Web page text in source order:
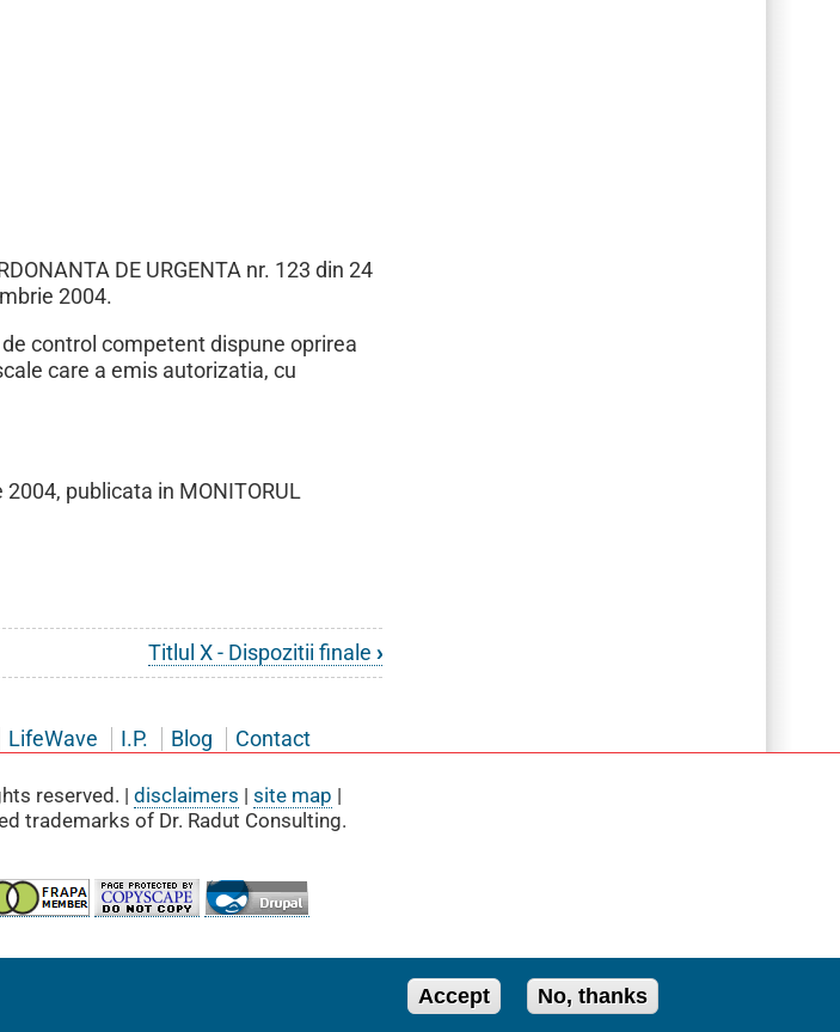
DE URGENTA nr. 123 din 24
2004.
control competent dispune oprirea
care a emis autorizatia, cu
publicata in MONITORUL
Titlul X - Dispozitii finale›
LifeWave I.P. Blog Contact
reserved. | disclaimers | site map |
trademarks of Dr. Radut Consulting.
Accept No, thanks